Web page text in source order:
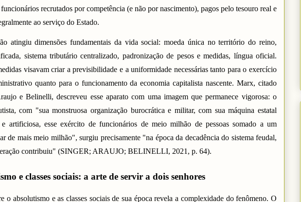
recrutados por competência (e não por nascimento), pagos pelo tesouro real e
ao serviço do Estado.
atingiu dimensões fundamentais da vida social: moeda única no território do reino,
sistema tributário centralizado, padronização de pesos e medidas, língua oficial.
visavam criar a previsibilidade e a uniformidade necessárias tanto para o exercício
quanto para o funcionamento da economia capitalista nascente. Marx, citado
e Belinelli, descreveu esse aparato com uma imagem que permanece vigorosa: o
com "sua monstruosa organização burocrática e militar, com sua máquina estatal
e artificiosa, esse exército de funcionários de meio milhão de pessoas somado a um
de mais meio milhão", surgiu precisamente "na época da decadência do sistema feudal,
contribuiu" (SINGER; ARAUJO; BELINELLI, 2021, p. 64).
e classes sociais: a arte de servir a dois senhores
o absolutismo e as classes sociais de sua época revela a complexidade do fenômeno. O